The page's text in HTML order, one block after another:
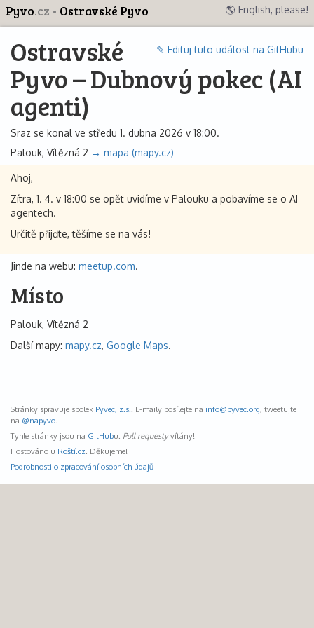
Pyvo.cz Ostravské Pyvo 🌎 English, please!
✎ Edituj tuto událost na GitHubu
Ostravské
Pyvo – Dubnový pokec (AI
agenti)
Sraz se konal ve středu 1. dubna 2026 v 18:00.
Palouk, Vítězná 2 → mapa (mapy.cz)
Ahoj,
Zítra, 1. 4. v 18:00 se opět uvidíme v Palouku a pobavíme se o AI
agentech.
Určitě přijďte, těšíme se na vás!
Jinde na webu: meetup.com.
Místo
Palouk, Vítězná 2
Další mapy: mapy.cz, Google Maps.
Stránky spravuje spolek Pyvec, z.s. . E-maily posílejte na info@pyvec.org, tweetujte
na @napyvo
Tyhle stránky jsou na GitHubu. Pull requestyvítány!
Hostováno u Roští.cz . Děkujeme!
Podrobnosti o zpracování osobních údajů